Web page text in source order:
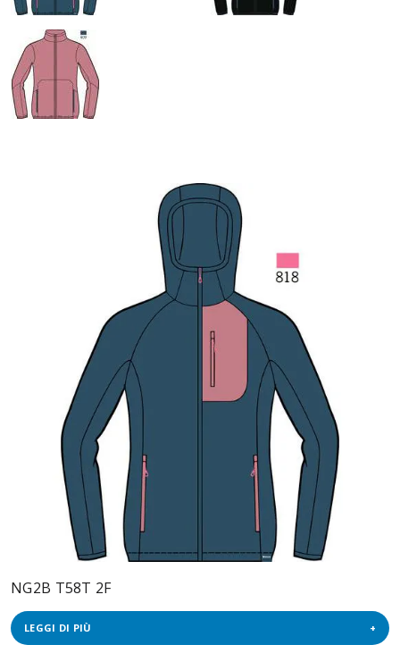
NG2B T58T 2F
LEGGI DI PIÙ